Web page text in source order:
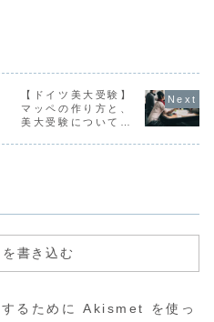
告になりま...
【ドイツ美大受験】
マッペの作り方と、
美大受験について
書き込む
るために Akismet を使っ